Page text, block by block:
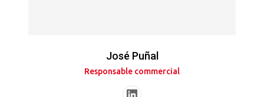
José Puñal
Responsable commercial